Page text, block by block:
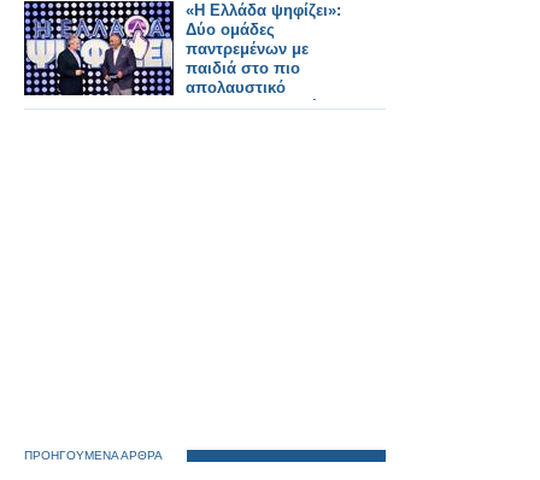
«Η Ελλάδα ψηφίζει»:
Δύο ομάδες
παντρεμένων με
παιδιά στο πιο
απολαυστικό
guessing της ζωής
ΠΡΟΗΓΟΥΜΕΝΑ ΑΡΘΡΑ